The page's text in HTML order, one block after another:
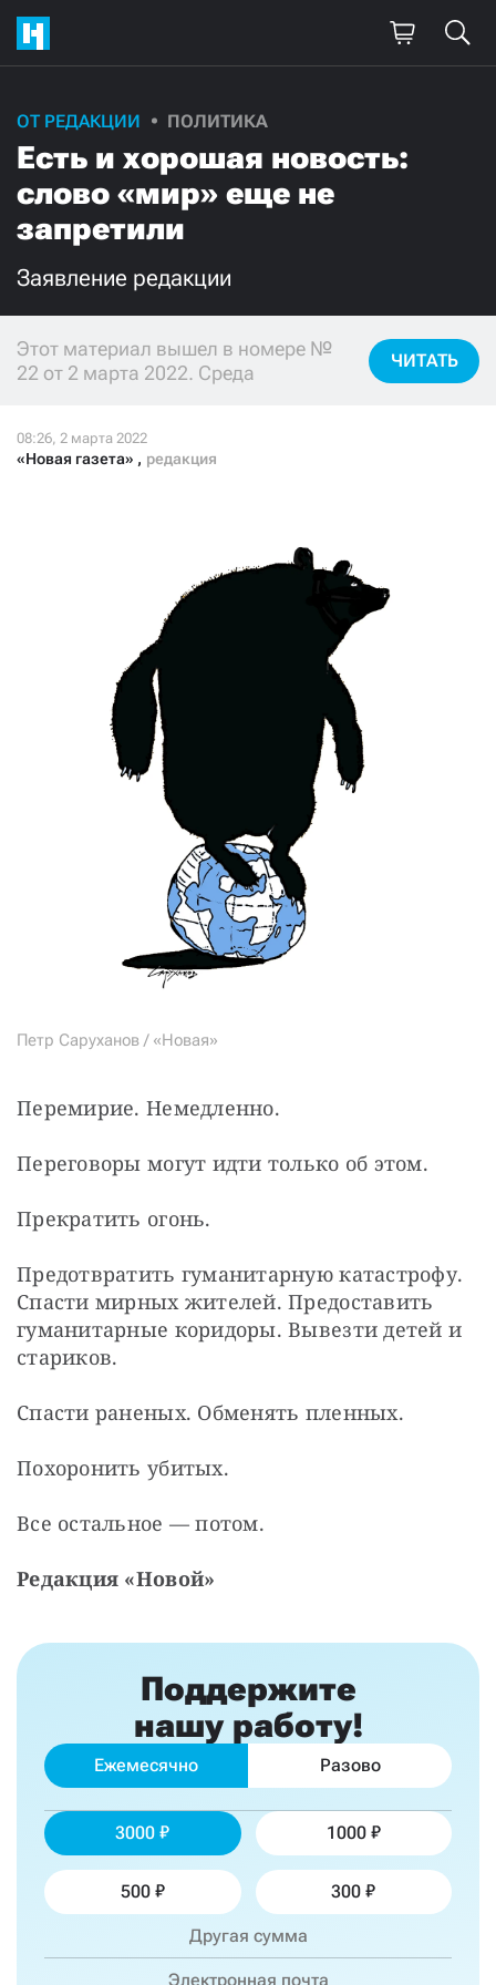
ОТ РЕДАКЦИИ ПОЛИТИКА
Есть и хорошая новость:
слово «мир» еще не
запретили
Заявление редакции
Этот материал вышел в номере №
22 от 2 марта 2022. Среда
ЧИТАТЬ
«Новая газета» , редакция
Петр Саруханов / «Новая»
Перемирие. Немедленно.
Переговоры могут идти только об этом.
Прекратить огонь.
Предотвратить гуманитарную катастрофу.
Спасти мирных жителей. Предоставить
гуманитарные коридоры. Вывезти детей и
стариков.
Спасти раненых. Обменять пленных.
Похоронить убитых.
Все остальное — потом.
Редакция «Новой»
Поддержите
нашу работу!
Ежемесячно Разово
3000 1000
500 300